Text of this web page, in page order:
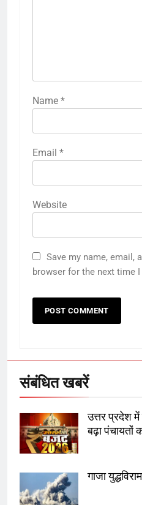
Name *
Email *
Website
Save my name, email,
browser for the next time
संबंधित खबरें
उत्तर प्रदेश में
बढ़ा पंचायतों
गाजा
6
उत्तर
बढ़ा
7